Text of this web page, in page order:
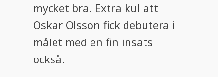
mycket bra. Extra kul att
Oskar Olsson fick debutera i
målet med en fin insats
också.